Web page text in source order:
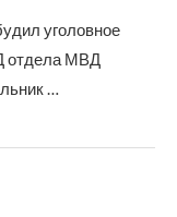
уголовное
отдела МВД
…